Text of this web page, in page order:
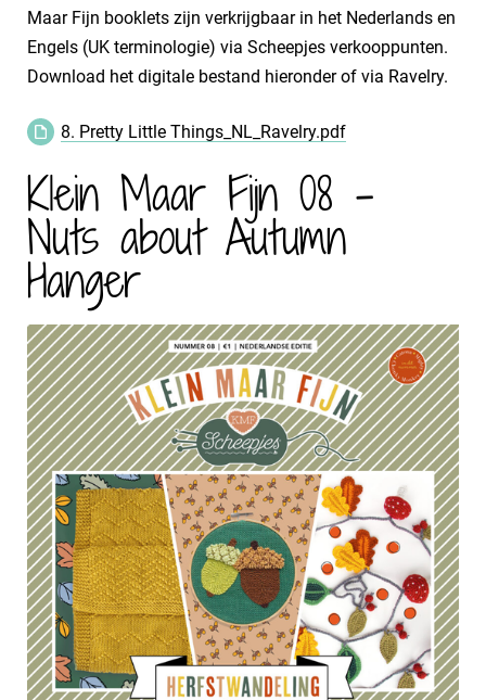
Maar Fijn booklets zijn verkrijgbaar in het Nederlands en
Engels (UK terminologie) via Scheepjes verkooppunten.
Download het digitale bestand hieronder of via Ravelry.
8. Pretty Little Things_NL_Ravelry.pdf
Klein Maar Fijn 08 -
Nuts about Autumn
Hanger